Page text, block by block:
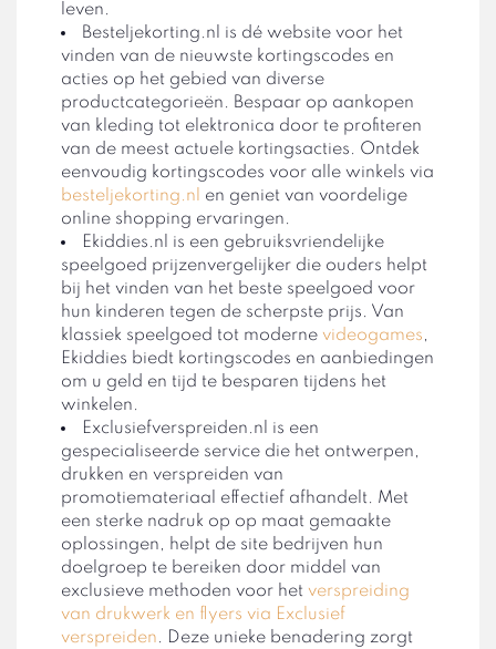
leven.
Besteljekorting.nl is dé website voor het
vinden van de nieuwste kortingscodes en
acties op het gebied van diverse
productcategorieën. Bespaar op aankopen
van kleding tot elektronica door te profiteren
van de meest actuele kortingsacties. Ontdek
eenvoudig kortingscodes voor alle winkels via
besteljekorting.nl en geniet van voordelige
online shopping ervaringen.
Ekiddies.nl is een gebruiksvriendelijke
speelgoed prijzenvergelijker die ouders helpt
bij het vinden van het beste speelgoed voor
hun kinderen tegen de scherpste prijs. Van
klassiek speelgoed tot moderne videogames,
Ekiddies biedt kortingscodes en aanbiedingen
om u geld en tijd te besparen tijdens het
winkelen.
Exclusiefverspreiden.nl is een
gespecialiseerde service die het ontwerpen,
drukken en verspreiden van
promotiemateriaal effectief afhandelt. Met
een sterke nadruk op op maat gemaakte
oplossingen, helpt de site bedrijven hun
doelgroep te bereiken door middel van
exclusieve methoden voor het verspreiding
van drukwerk en flyers via Exclusief
verspreiden. Deze unieke benadering zorgt